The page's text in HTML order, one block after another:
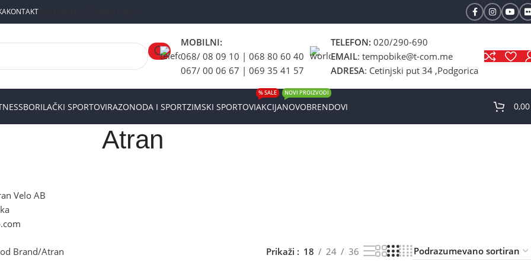
KONTAKT
MOBILNI:
068/ 08 09 10 | 068 80 60 40
067/ 00 06 67 | 069 35 41 57
TELEFON: 020/290-690
EMAIL: tempobike@t-com.me
ADRESA: Cetinjski put 34 ,Podgorica
BORILAČKI SPORTOVIRAZONODA I SPORTZIMSKI SPORTOVIAKCIJA
% SALE
NOVO
NOVI PROIZVODI
BRENDOVI
Atran
Velo AB
Brand Atran Prikaži 18 24 36